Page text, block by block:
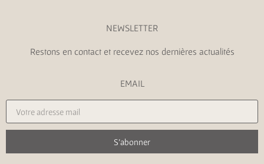
NEWSLETTER
Restons en contact et recevez nos dernières actualités
EMAIL
S'abonner